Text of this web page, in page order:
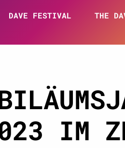
DAVE FESTIVAL THE
IM